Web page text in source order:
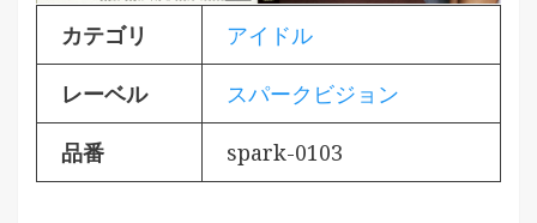
カテゴリ アイドル
レーベル スパークビジョン
品番 spark-0103